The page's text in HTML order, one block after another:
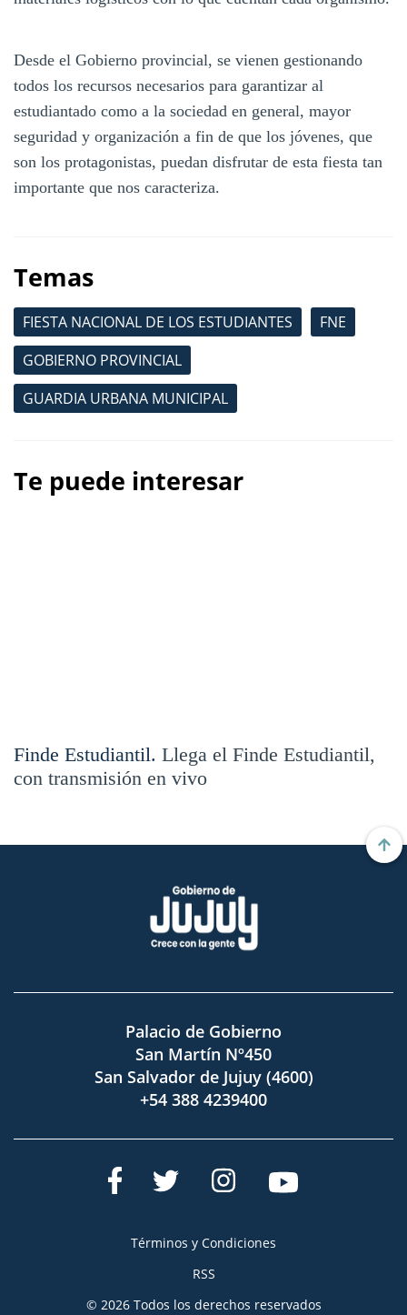
Desde el Gobierno provincial, se vienen gestionando
todos los recursos necesarios para garantizar al
estudiantado como a la sociedad en general, mayor
seguridad y organización a fin de que los jóvenes, que
son los protagonistas, puedan disfrutar de esta fiesta tan
importante que nos caracteriza.
Temas
FIESTA NACIONAL DE LOS ESTUDIANTES
FNE
GOBIERNO PROVINCIAL
GUARDIA URBANA MUNICIPAL
Te puede interesar
Finde Estudiantil. Llega el Finde Estudiantil,
con transmisión en vivo
Palacio de Gobierno
San Martín Nº450
San Salvador de Jujuy (4600)
+54 388 4239400
Términos y Condiciones
RSS
© 2026 Todos los derechos reservados